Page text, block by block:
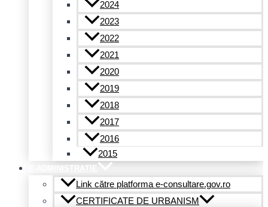
2024
2023
2022
2021
2020
2019
2018
2017
2016
2015
Link către platforma e-consultare.gov.ro
CERTIFICATE DE URBANISM